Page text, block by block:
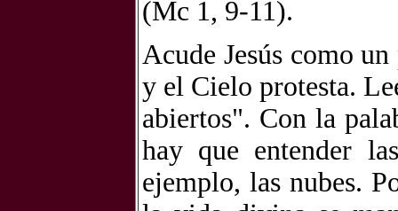
(Mc 1, 9-11).
Acude Jesús como
y el Cielo protesta.
abiertos". Con la
hay que entender
ejemplo, las nubes.